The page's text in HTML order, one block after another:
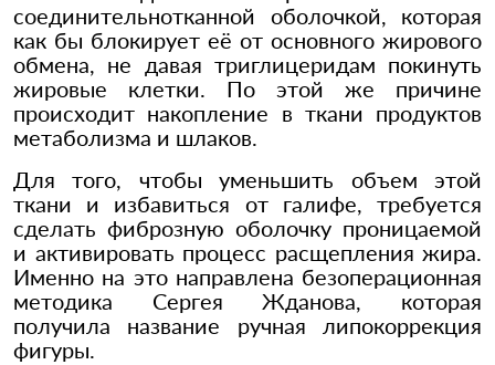
соединительнотканной оболочкой, которая
как бы блокирует её от основного жирового
обмена, не давая триглицеридам покинуть
жировые клетки. По этой же причине
происходит накопление в ткани продуктов
метаболизма и шлаков.
Для того, чтобы уменьшить объем этой
ткани и избавиться от галифе, требуется
сделать фиброзную оболочку проницаемой
и активировать процесс расщепления жира.
Именно на это направлена безоперационная
методика Сергея Жданова, которая
получила название ручная липокоррекция
фигуры.